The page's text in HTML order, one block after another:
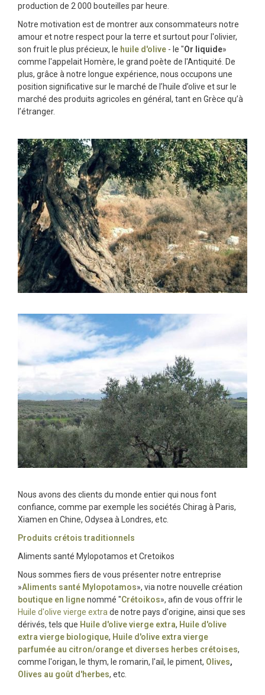
production de 2 000 bouteilles par heure.
Notre motivation est de montrer aux consommateurs notre
amour et notre respect pour la terre et surtout pour l'olivier,
son fruit le plus précieux, le huile d'olive - le "Or liquide»
comme l'appelait Homère, le grand poète de l'Antiquité. De
plus, grâce à notre longue expérience, nous occupons une
position significative sur le marché de l’huile d’olive et sur le
marché des produits agricoles en général, tant en Grèce qu’à
l’étranger.
Nous avons des clients du monde entier qui nous font
confiance, comme par exemple les sociétés Chirag à Paris,
Xiamen en Chine, Odysea à Londres, etc.
Produits crétois traditionnels
Aliments santé Mylopotamos et Cretoikos
Nous sommes fiers de vous présenter notre entreprise
»Aliments santé Mylopotamos», via notre nouvelle création
boutique en lignenommé "Crétoikos», afin de vous offrir le
Huile d'olive vierge extrade notre pays d'origine, ainsi que ses
dérivés, tels que Huile d'olive vierge extra, Huile d'olive
extra vierge biologique, Huile d'olive extra vierge
parfumée au citron/orange et diverses herbes crétoises,
comme l'origan, le thym, le romarin, l'ail, le piment, Olives,
Olives au goût d'herbes, etc.